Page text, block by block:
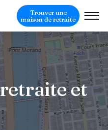
Trouver une
maison de retraite
et